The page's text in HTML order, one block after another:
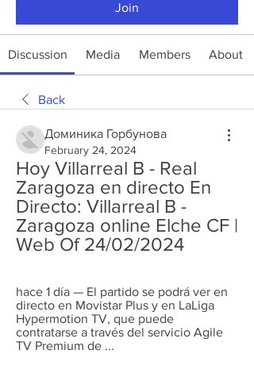
Join
Discussion Media Members About
Back
Доминика Горбунова
February 24, 2024
Hoy Villarreal B - Real
Zaragoza en directo En
Directo: Villarreal B -
Zaragoza online Elche CF |
Web Of 24/02/2024
hace 1 día — El partido se podrá ver en
directo en Movistar Plus y en LaLiga
Hypermotion TV, que puede
contratarse a través del servicio Agile
TV Premium de ...